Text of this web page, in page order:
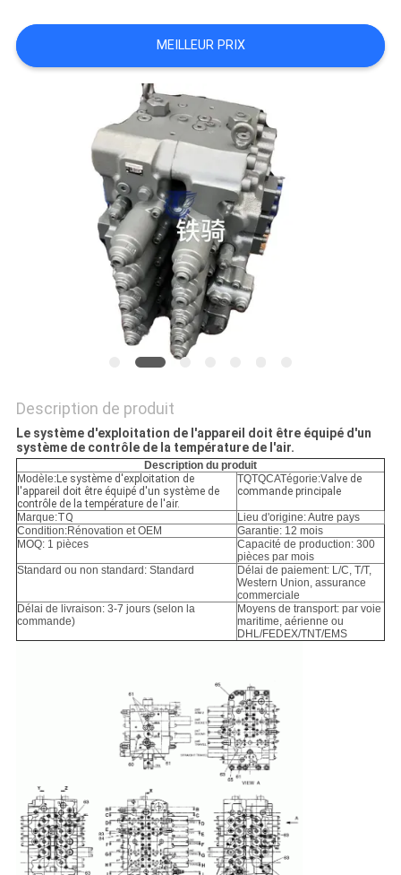
TOUS
LES
DEMANDE
SOUMISSION
DE
CONFIDENTIALITÉ
MEILLEUR PRIX
Description de produit
Le système d'exploitation de l'appareil doit être équipé d'un
système de contrôle de la température de l'air.
Description du produit
Modèle:Le système d'exploitation de
l'appareil doit être équipé d'un système de
contrôle de la température de l'air.
TQTQCATégorie:Valve de
commande principale
Marque:TQ
Lieu d'origine: Autre pays
Condition:Rénovation et OEM
Garantie: 12 mois
MOQ: 1 pièces
Capacité de production: 300
pièces par mois
Standard ou non standard: Standard
Délai de paiement: L/C, T/T,
Western Union, assurance
commerciale
Délai de livraison: 3-7 jours (selon la
commande)
Moyens de transport: par voie
maritime, aérienne ou
DHL/FEDEX/TNT/EMS